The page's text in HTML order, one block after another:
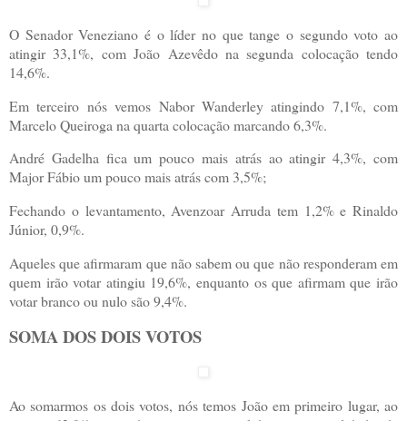
O Senador Veneziano é o líder no que tange o segundo voto ao
atingir 33,1%, com João Azevêdo na segunda colocação tendo
14,6%.
Em terceiro nós vemos Nabor Wanderley atingindo 7,1%, com
Marcelo Queiroga na quarta colocação marcando 6,3%.
André Gadelha fica um pouco mais atrás ao atingir 4,3%, com
Major Fábio um pouco mais atrás com 3,5%;
Fechando o levantamento, Avenzoar Arruda tem 1,2% e Rinaldo
Júnior, 0,9%.
Aqueles que afirmaram que não sabem ou que não responderam em
quem irão votar atingiu 19,6%, enquanto os que afirmam que irão
votar branco ou nulo são 9,4%.
SOMA DOS DOIS VOTOS
Ao somarmos os dois votos, nós temos João em primeiro lugar, ao